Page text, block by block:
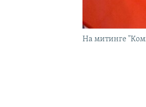
На митинге